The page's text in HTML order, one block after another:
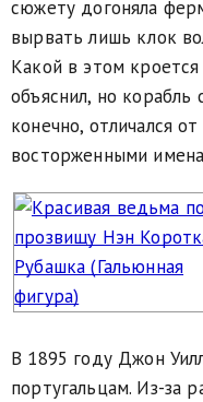
сюжету догоняла
вырвать лишь клок
Какой в этом
объяснил, но
конечно, отличался
восторженными
В 1895 году Джон
португальцам. Из-за